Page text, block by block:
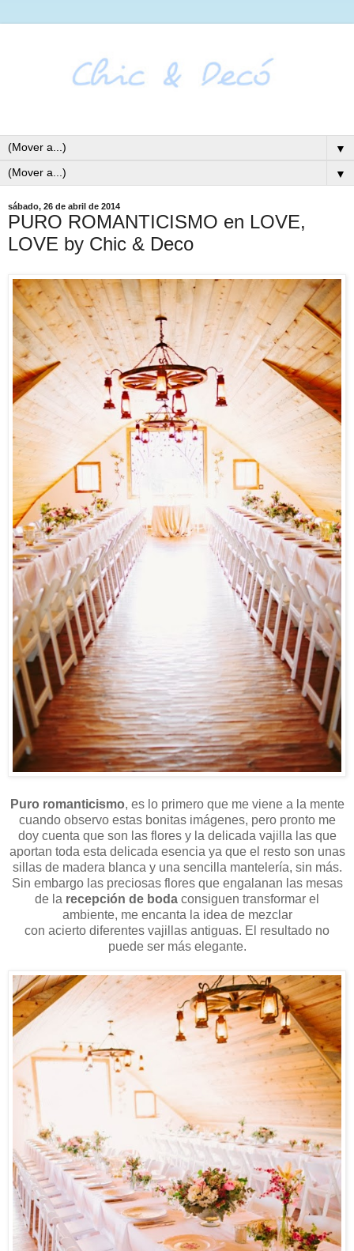
▼
▼
sábado, 26 de abril de 2014
PURO ROMANTICISMO en LOVE,
LOVE by Chic & Deco
Puro romanticismo, es lo primero que me viene a la mente
cuando observo estas bonitas imágenes, pero pronto me
doy cuenta que son las flores y la delicada vajilla las que
aportan toda esta delicada esencia ya que el resto son unas
sillas de madera blanca y una sencilla mantelería, sin más.
Sin embargo las preciosas flores que engalanan las mesas
de la recepción de boda consiguen transformar el
ambiente, me encanta la idea de mezclar
con acierto diferentes vajillas antiguas. El resultado no
puede ser más elegante.